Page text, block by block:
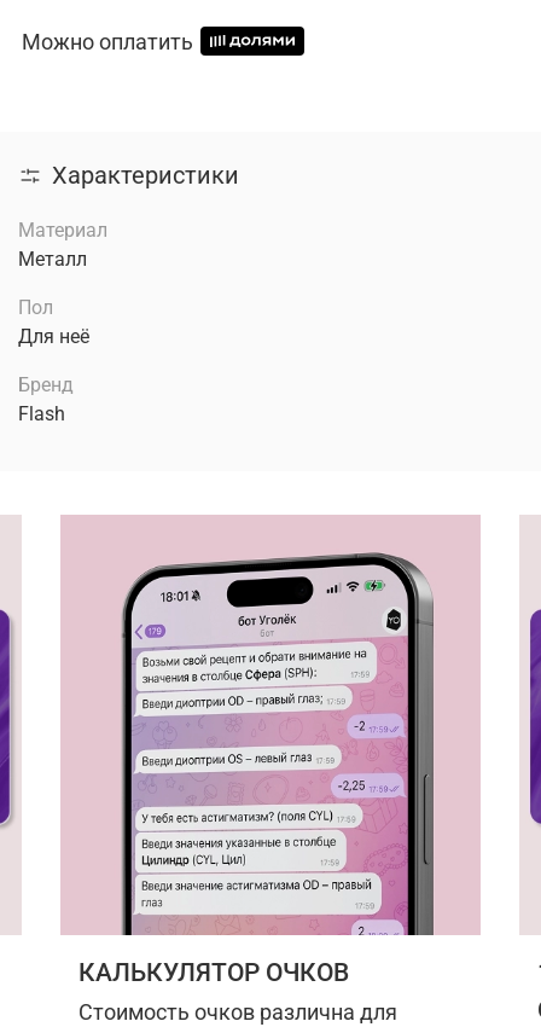
Можно оплатить
Характеристики
Материал
Металл
Пол
Для неё
Бренд
Flash
КАЛЬКУЛЯТОР ОЧКОВ
Стоимость очков различна для